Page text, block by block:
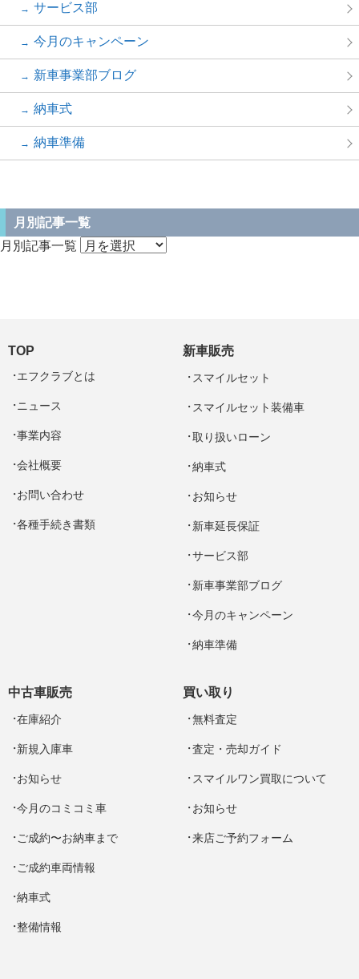
サービス部
今月のキャンペーン
新車事業部ブログ
納車式
納車準備
月別記事一覧
月別記事一覧
TOP
エフクラブとは
ニュース
事業内容
会社概要
お問い合わせ
各種手続き書類
新車販売
スマイルセット
スマイルセット装備車
取り扱いローン
納車式
お知らせ
新車延長保証
サービス部
新車事業部ブログ
今月のキャンペーン
納車準備
中古車販売
在庫紹介
新規入庫車
お知らせ
今月のコミコミ車
ご成約〜お納車まで
ご成約車両情報
納車式
整備情報
買い取り
無料査定
査定・売却ガイド
スマイルワン買取について
お知らせ
来店ご予約フォーム